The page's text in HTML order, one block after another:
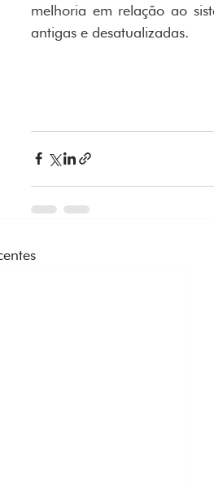
melhoria em relação ao
antigas e desatualizadas.